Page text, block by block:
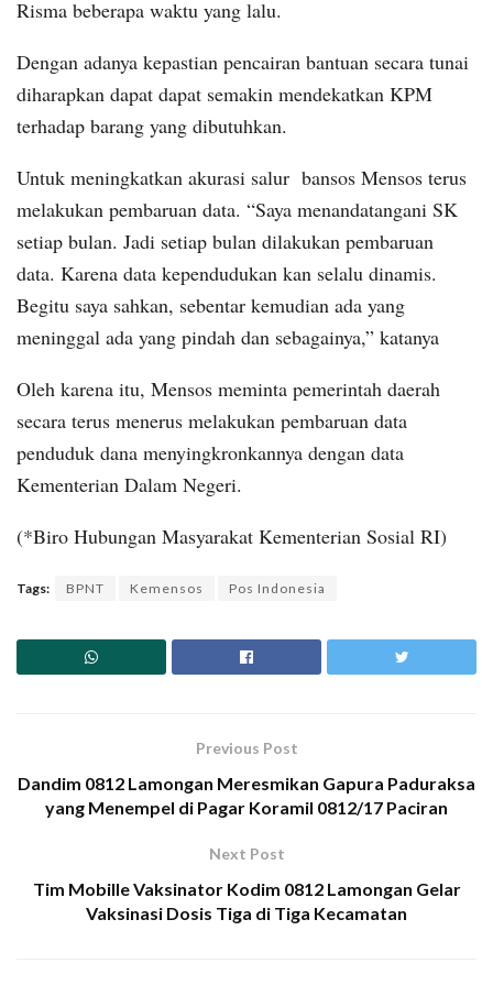
Risma beberapa waktu yang lalu.
Dengan adanya kepastian pencairan bantuan secara tunai
diharapkan dapat dapat semakin mendekatkan KPM
terhadap barang yang dibutuhkan.
Untuk meningkatkan akurasi salur bansos Mensos terus
melakukan pembaruan data. “Saya menandatangani SK
setiap bulan. Jadi setiap bulan dilakukan pembaruan
data. Karena data kependudukan kan selalu dinamis.
Begitu saya sahkan, sebentar kemudian ada yang
meninggal ada yang pindah dan sebagainya,” katanya
Oleh karena itu, Mensos meminta pemerintah daerah
secara terus menerus melakukan pembaruan data
penduduk dana menyingkronkannya dengan data
Kementerian Dalam Negeri.
(*Biro Hubungan Masyarakat Kementerian Sosial RI)
Tags: BPNT Kemensos Pos Indonesia
Previous Post
Dandim 0812 Lamongan Meresmikan Gapura Paduraksa
yang Menempel di Pagar Koramil 0812/17 Paciran
Next Post
Tim Mobille Vaksinator Kodim 0812 Lamongan Gelar
Vaksinasi Dosis Tiga di Tiga Kecamatan